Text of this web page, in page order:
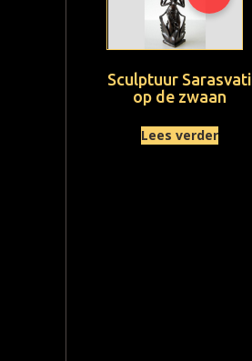
Sculptuur Sarasvati
op de zwaan
Lees verder